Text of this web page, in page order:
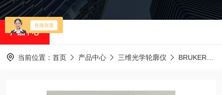
产品中心
当前位置： 首页 产品中心 三维光学轮廓仪 BRUKER白光干涉光学轮廓仪